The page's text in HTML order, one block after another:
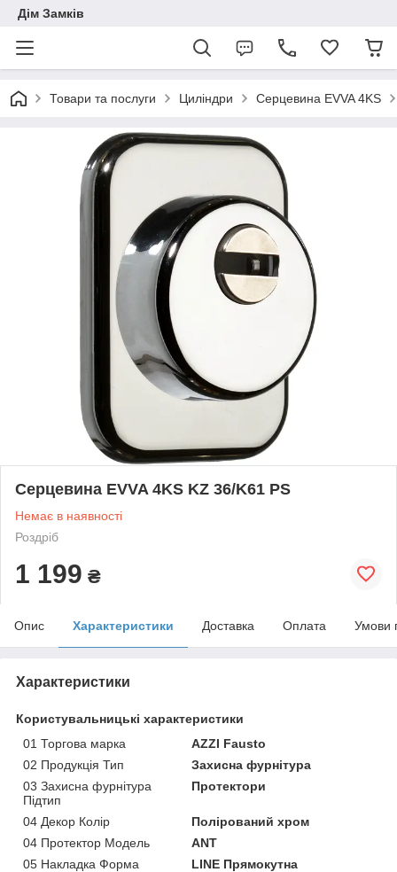
Дім Замків
Товари та послуги Циліндри Серцевина EVVA 4KS
Серцевина EVVA 4KS KZ 36/K61 PS
Немає в наявності
Роздріб
1 199 ₴
Опис Характеристики Доставка Оплата Умови
Характеристики
Користувальницькі характеристики
01 Торгова марка
AZZI Fausto
02 Продукція Тип
Захисна фурнітура
03 Захисна фурнітура
Підтип
Протектори
04 Декор Колір
Полірований хром
04 Протектор Модель
ANT
05 Накладка Форма
LINE Прямокутна